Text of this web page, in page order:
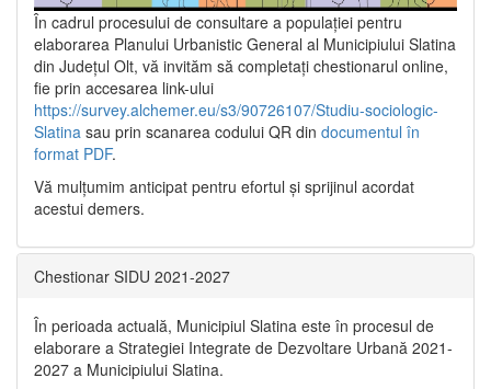
În cadrul procesului de consultare a populaţiei pentru
elaborarea Planului Urbanistic General al Municipiului Slatina
din Județul Olt, vă invităm să completați chestionarul online,
fie prin accesarea link-ului
https://survey.alchemer.eu/s3/90726107/Studiu-sociologic-
Slatina sau prin scanarea codului QR din documentul în
format PDF.
Vă mulţumim anticipat pentru efortul şi sprijinul acordat
acestui demers.
Chestionar SIDU 2021-2027
În perioada actuală, Municipiul Slatina este în procesul de
elaborare a Strategiei Integrate de Dezvoltare Urbană 2021‐
2027 a Municipiului Slatina.